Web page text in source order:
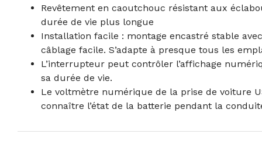
Revêtement en caoutchouc résistant aux
durée de vie plus longue
Installation facile : montage encastré stable
câblage facile. S’adapte à presque tous les
L’interrupteur peut contrôler l’affichage
sa durée de vie.
Le voltmètre numérique de la prise de voiture
connaître l’état de la batterie pendant la